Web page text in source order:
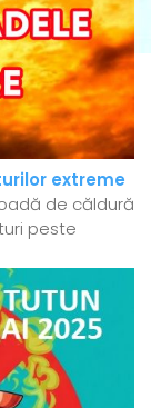
extreme
de căldură
peste